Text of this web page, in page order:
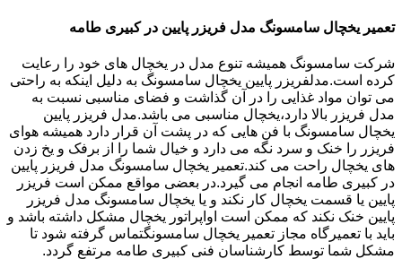
تعمیر یخچال سامسونگ مدل فریزر پایین در کبیری طامه
شرکت سامسونگ همیشه تنوع مدل در یخچال های خود را رعایت
کرده است.مدلفریزر پایین یخچال سامسونگ به دلیل اینکه به راحتی
می توان مواد غذایی را در آن گذاشت و فضای مناسبی نسبت به
مدل فریزر بالا دارد،یخچال مناسبی می باشد.مدل فریزر پایین
یخچال سامسونگ با فن هایی که در پشت آن قرار دارد همیشه هوای
فریزر را خنک و سرد نگه می دارد و خیال شما را از برفک و یخ زدن
های یخچال راحت می کند.تعمیر یخچال سامسونگ مدل فریزر پایین
در کبیری طامه انجام می گیرد.در بعضی مواقع ممکن است فریزر
پایین یا قسمت یخچال کار نکند و یا یخچال سامسونگ مدل فریزر
پایین خنک نکند که ممکن است اواپراتور یخچال مشکل داشته باشد و
باید با تعمیرگاه مجاز تعمیر یخچال سامسونگتماس گرفته شود تا
مشکل شما توسط کارشناسان فنی کبیری طامه مرتفع گردد.